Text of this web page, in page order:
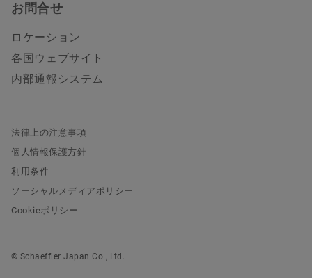
お問合せ
ロケーション
各国ウェブサイト
内部通報システム
法律上の注意事項
個人情報保護方針
利用条件
ソーシャルメディアポリシー
Cookieポリシー
© Schaeffler Japan Co., Ltd.